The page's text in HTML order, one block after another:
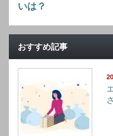
いは？
おすすめ記事